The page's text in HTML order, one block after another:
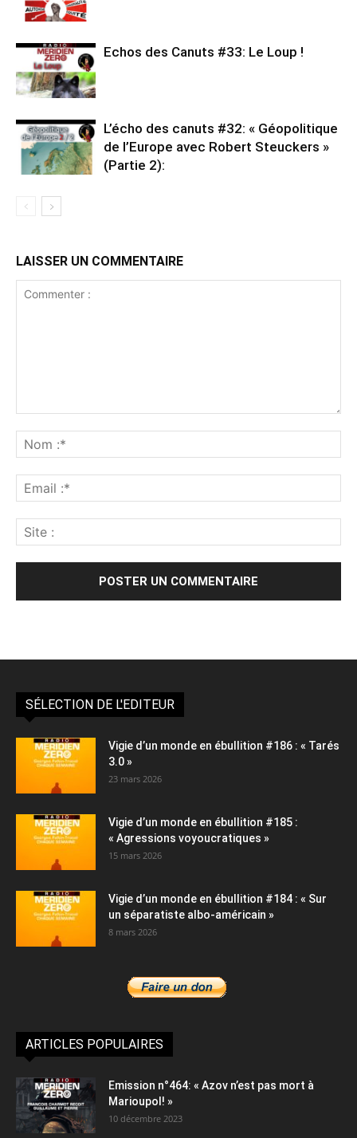
Echos des Canuts #33: Le Loup !
L’écho des canuts #32: « Géopolitique
de l’Europe avec Robert Steuckers »
(Partie 2):
LAISSER UN COMMENTAIRE
SÉLECTION DE L'EDITEUR
Vigie d’un monde en ébullition #186 : « Tarés
3.0 »
23 mars 2026
Vigie d’un monde en ébullition #185 :
« Agressions voyoucratiques »
15 mars 2026
Vigie d’un monde en ébullition #184 : « Sur
un séparatiste albo-américain »
8 mars 2026
ARTICLES POPULAIRES
Emission n°464: « Azov n’est pas mort à
Marioupol! »
10 décembre 2023